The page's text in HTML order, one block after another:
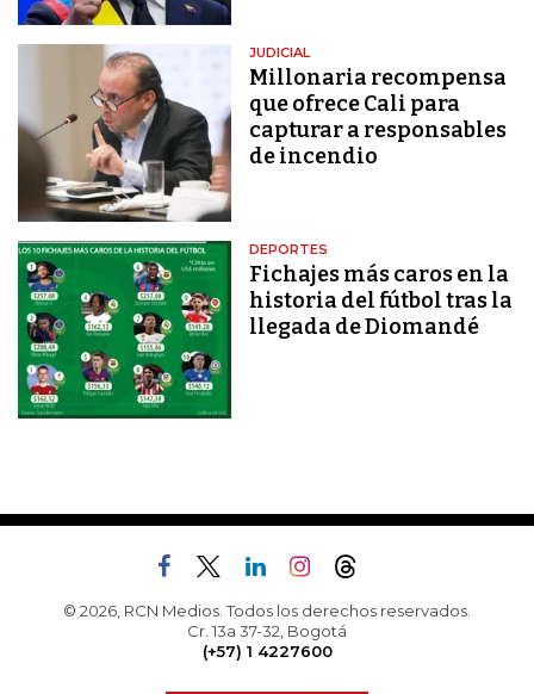
JUDICIAL
Millonaria recompensa
que ofrece Cali para
capturar a responsables
de incendio
DEPORTES
Fichajes más caros en la
historia del fútbol tras la
llegada de Diomandé
© 2026, RCN Medios. Todos los derechos reservados.
Cr. 13a 37-32, Bogotá
(+57) 1 4227600